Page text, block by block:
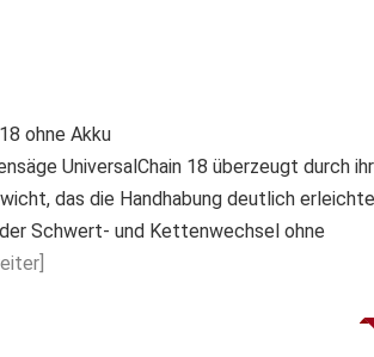
ohne Akku
UniversalChain 18 überzeugt durch
das die Handhabung deutlich
Schwert- und Kettenwechsel ohne